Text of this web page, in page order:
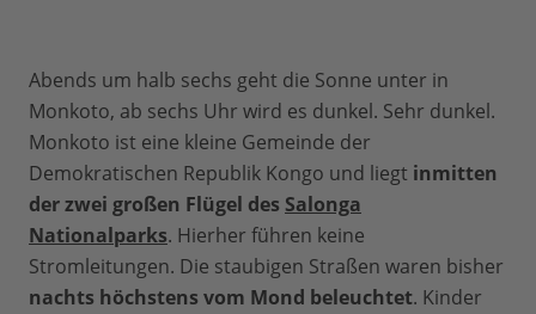
Abends um halb sechs geht die Sonne unter in
Monkoto, ab sechs Uhr wird es dunkel. Sehr dunkel.
Monkoto ist eine kleine Gemeinde der
Demokratischen Republik Kongo und liegt inmitten
der zwei großen Flügel des Salonga
Nationalparks. Hierher führen keine
Stromleitungen. Die staubigen Straßen waren bisher
nachts höchstens vom Mond beleuchtet. Kinder